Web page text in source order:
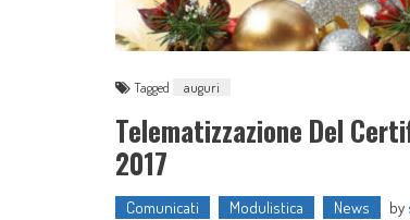
Tagged auguri
Telematizzazione Del
2017
Comunicati Modulistica News by